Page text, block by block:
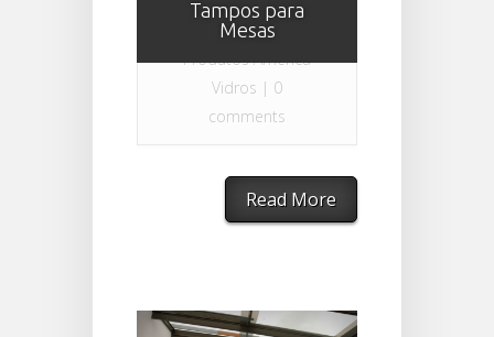
Tampos para
Mesas
on 10 04 2017 in
Produtos América
Vidros | 0
comments
Read More